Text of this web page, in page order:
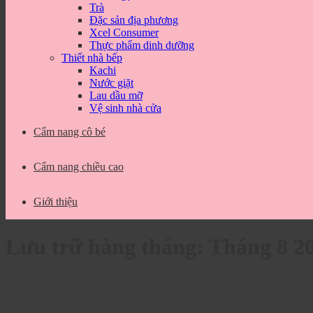
Trà
Đặc sản địa phương
Xcel Consumer
Thực phẩm dinh dưỡng
Thiết nhà bếp
Kachi
Nước giặt
Lau dầu mỡ
Vệ sinh nhà cửa
Cẩm nang cô bé
Cẩm nang chiều cao
Giới thiệu